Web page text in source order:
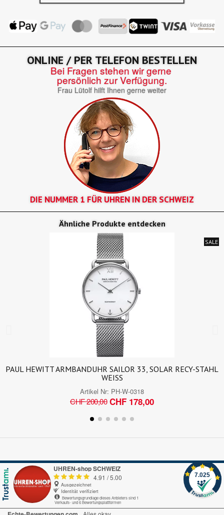
ONLINE / PER TELEFON BESTELLEN
Bei Fragen stehen wir gerne
persönlich zur Verfügung.
Frau Lütolf hilft Ihnen gerne weiter
DIE NUMMER 1 FÜR UHREN IN DER SCHWEIZ
Ähnliche Produkte entdecken
SALE
PAUL HEWITT ARMBANDUHR SAILOR 33, SOLAR RECY-STAHL
WEISS
Artikel Nr: PH-W-0318
CHF 200,00 CHF 178,00
UHREN-shop SCHWEIZ
4.91 /5.00
Ausgezeichnet
Identität verifiziert
Bewertungsgrundlage dieses Anbieters sind 1
Verkaufs- und 6 Bewertungsplattformen
7.025